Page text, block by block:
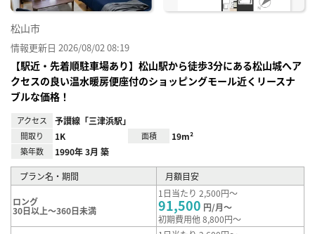
松山市
情報更新日 2026/08/02 08:19
【駅近・先着順駐車場あり】松山駅から徒歩3分にある松山城へア
クセスの良い温水暖房便座付のショッピングモール近くリースナ
ブルな価格！
アクセス 予讃線「三津浜駅」
間取り 1K 面積 19m²
築年数 1990年 3月 築
プラン名・期間 月額目安
ロング
30日以上～360日未満
1日当たり 2,500円～
91,500 円/月～
初期費用他 8,800円～